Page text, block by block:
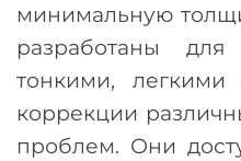
минимальную
разработаны
тонкими,
коррекции
проблем. Они